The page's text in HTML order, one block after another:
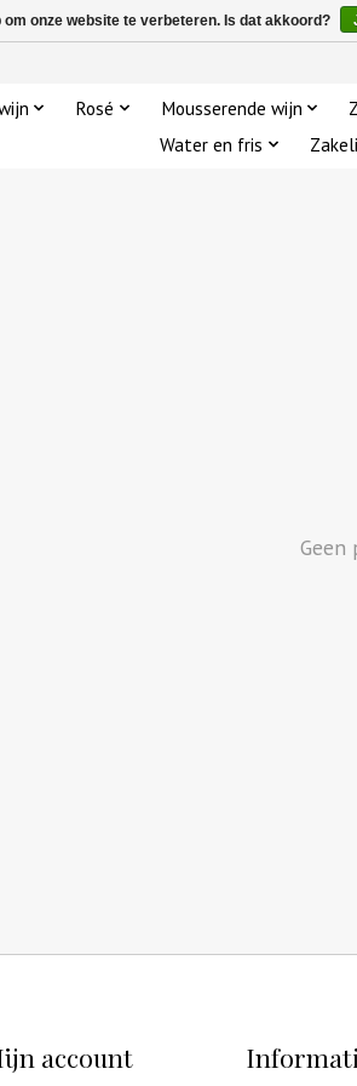
Rosé Mousserende wijn
Water en fris
Geen
account
onze website te verbeteren. Is dat akkoord?